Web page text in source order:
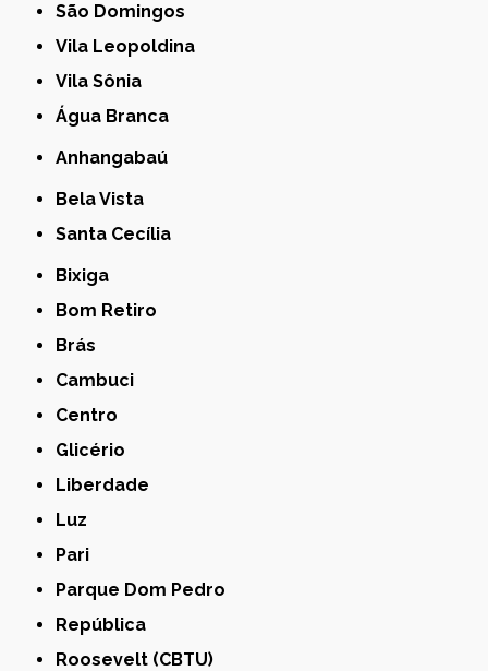
São Domingos
Vila Leopoldina
Vila Sônia
Água Branca
Anhangabaú
Bela Vista
Santa Cecília
Bixiga
Bom Retiro
Brás
Cambuci
Centro
Glicério
Liberdade
Luz
Pari
Parque Dom Pedro
República
Roosevelt (CBTU)